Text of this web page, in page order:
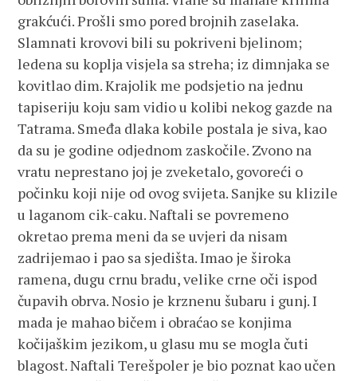
grakćući. Prošli smo pored brojnih zaselaka.
Slamnati krovovi bili su pokriveni bjelinom;
ledena su koplja visjela sa streha; iz dimnjaka se
kovitlao dim. Krajolik me podsjetio na jednu
tapiseriju koju sam vidio u kolibi nekog gazde na
Tatrama. Smeđa dlaka kobile postala je siva, kao
da su je godine odjednom zaskočile. Zvono na
vratu neprestano joj je zveketalo, govoreći o
počinku koji nije od ovog svijeta. Sanjke su klizile
u laganom cik-caku. Naftali se povremeno
okretao prema meni da se uvjeri da nisam
zadrijemao i pao sa sjedišta. Imao je široka
ramena, dugu crnu bradu, velike crne oči ispod
čupavih obrva. Nosio je krznenu šubaru i gunj. I
mada je mahao bičem i obraćao se konjima
kočijaškim jezikom, u glasu mu se mogla čuti
blagost. Naftali Terešpoler je bio poznat kao učen